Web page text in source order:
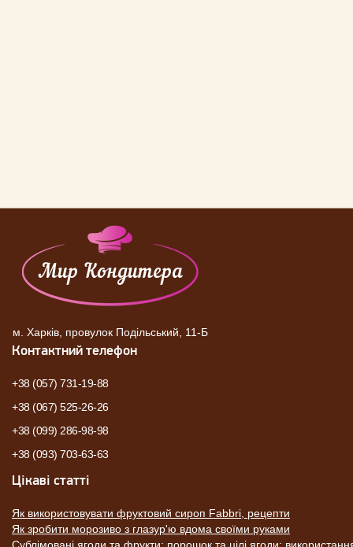
м. Харків, провулок Подільський, 11-Б
Контактний телефон
+38 (057) 731-19-88
+38 (067) 525-26-26
+38 (099) 286-98-98
+38 (093) 703-63-63
Цікаві статті
Як використовувати фруктовий сироп Fabbri, рецепти
Як зробити морозиво з глазур'ю вдома своїми руками